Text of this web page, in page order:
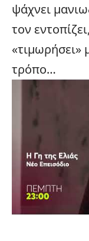
ψάχνει
τον
«τιμωρήσει»
τρόπο…